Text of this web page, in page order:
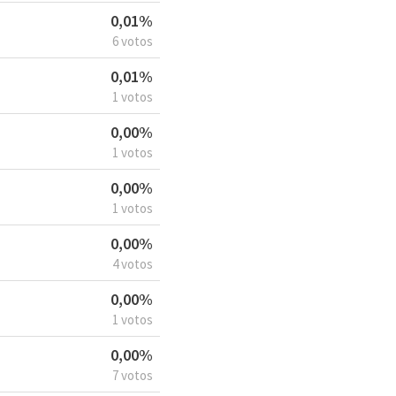
0,01%
6 votos
0,01%
1 votos
0,00%
1 votos
0,00%
1 votos
0,00%
4 votos
0,00%
1 votos
0,00%
7 votos